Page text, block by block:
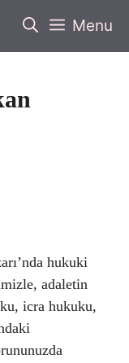
Menu
hukuki
adaletin
icra hukuku,